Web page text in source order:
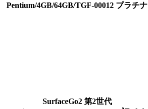
Pentium/4GB/64GB/TGF-00012 プラチナ
SurfaceGo2 第2世代